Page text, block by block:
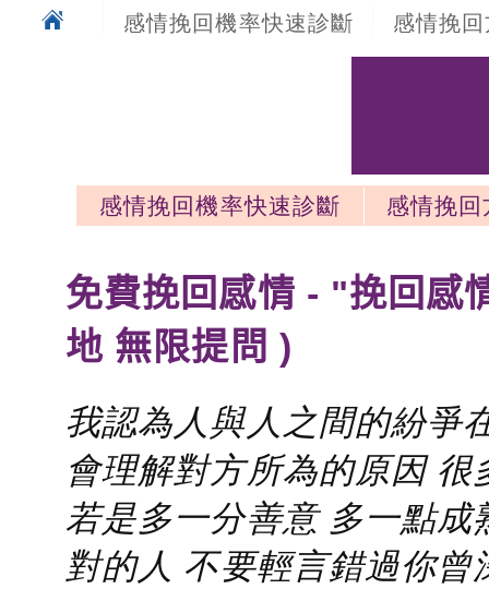
感情挽回機率快速診斷 感情挽
感情挽回機率快速診斷
感情挽
免費挽回感情 - "挽回感
地 無限提問 )
我認為人與人之間的紛爭
會理解對方所為的原因
若是多一分善意 多一點
對的人 不要輕言錯過你曾